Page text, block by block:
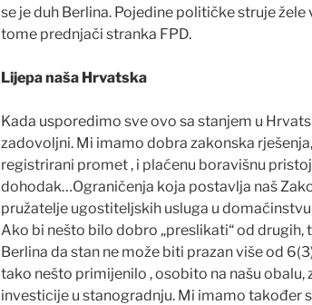
se je duh Berlina. Pojedine političke struje
tome prednjači stranka FPD.
Lijepa naša Hrvatska
Kada usporedimo sve ovo sa stanjem u
zadovoljni. Mi imamo dobra zakonska
registrirani promet , i plaćenu boravišnu
dohodak…Ograničenja koja postavlja naš
pružatelje ugostiteljskih usluga u
Ako bi nešto bilo dobro „preslikati“ od drugih,
Berlina da stan ne može biti prazan više od
tako nešto primijenilo , osobito na našu obalu,
investicije u stanogradnju. Mi imamo također